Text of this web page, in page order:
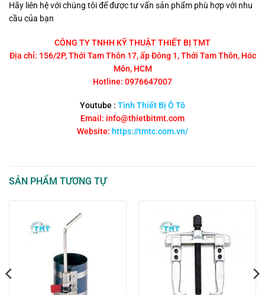
Hãy liên hệ với chúng tôi để được tư vấn sản phẩm phù hợp với nhu
cầu của bạn
CÔNG TY TNHH KỸ THUẬT THIẾT BỊ TMT
Địa chỉ: 156/2P, Thới Tam Thôn 17, ấp Đông 1, Thới Tam Thôn, Hóc
Môn, HCM
Hotline: 0976647007
Youtube : Tình Thiết Bị Ô Tô
Email: info@thietbitmt.com
Website: https://tmtc.com.vn/
SẢN PHẨM TƯƠNG TỰ